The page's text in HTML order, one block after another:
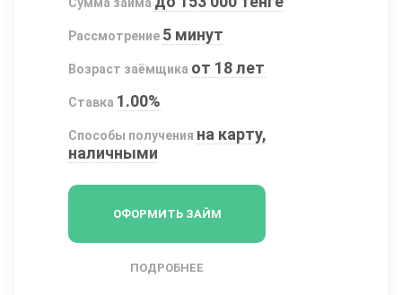
Рассмотрение 5 минут
Возраст заёмщика от 18 лет
Ставка 1.00%
Способы получения на карту,
наличными
ОФОРМИТЬ ЗАЙМ
ПОДРОБНЕЕ